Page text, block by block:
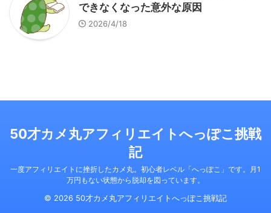
できなくなった意外な原因
2026/4/18
50才カメ丸アフィリエイトへっぽこ挑戦
記
一度アフィリエイトに挫折したカメ丸。初心者レベル「へっぽこ」です。月1
万円もない状態から脱却を図っています。
© 2026 50才カメ丸アフィリエイトへっぽこ挑戦記